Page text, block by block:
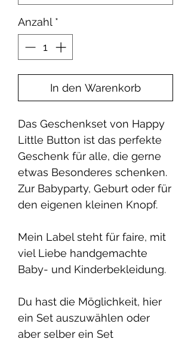
Anzahl *
In den Warenkorb
Das Geschenkset von Happy
Little Button ist das perfekte
Geschenk für alle, die gerne
etwas Besonderes schenken.
Zur Babyparty, Geburt oder für
den eigenen kleinen Knopf.
Mein Label steht für faire, mit
viel Liebe handgemachte
Baby- und Kinderbekleidung.
Du hast die Möglichkeit, hier
ein Set auszuwählen oder
aber selber ein Set